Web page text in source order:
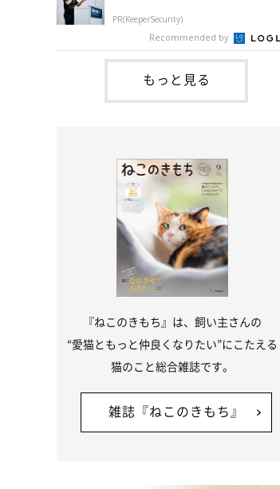
が……保護されてケージに入っている夏
ちゃん。@shibainu_rintaro夏目ちゃ
保護したのは、以前、飼い主さんの愛
ちくわく
たころの、生後2〜3週齢ごろのドンちゃ
ん。@doddou_1今回紹介するのは、
X（旧Twitter）ユーザー@doddou_1
の愛猫・ドンちゃん（取材時、推定6才
本名：ドミトリー・ドンスコイ）。ド
ゃんは、保護猫でした。ドンちゃんが
かったのは、飼い主さんの姉の勤め先
PR(KeeperSecurity)
Recommended by
もっと見る
『ねこのきもち』は、飼い主さんの
“愛猫ともっと仲良くなりたい”にこたえる
猫のこと総合雑誌です。
雑誌『ねこのきもち』